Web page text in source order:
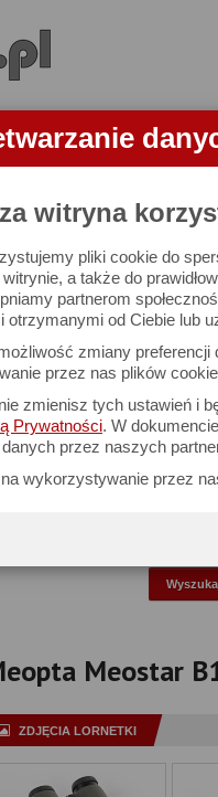
witryna
pliki cookie do
a także do
partnerom
otrzymanymi od Ciebie lub
zmiany
przez nas plików
zmienisz tych ustawień i
Prywatności. W
przez naszych
wykorzystywanie przez
APARATY
bazie znajduje
Proszę podać
Producent:
Model:
Średnica obiektywu:
Meostar
ZDJĘCIA LORNETKI